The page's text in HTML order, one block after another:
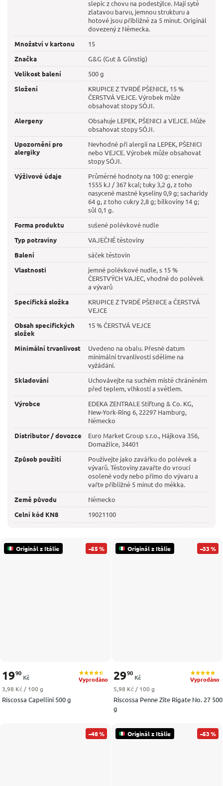
slepic z chovu na podestýlce. Mají sytě
zlatavou barvu, jemnou strukturu a
hotové jsou přibližně za 5 minut. Originál
dovezený z Německa.
Množství v kartonu
15
Značka
G&G (Gut & Günstig)
Velikost balení
500 g
Složení
KRUPICE Z TVRDÉ PŠENICE, 15 %
ČERSTVÁ VEJCE. Výrobek může
obsahovat stopy SÓJI.
Alergeny
Obsahuje LEPEK, PŠENICI a VEJCE. Může
obsahovat stopy SÓJI.
Upozornění pro
alergiky
Nevhodné při alergii na LEPEK, PŠENICI
nebo VEJCE. Výrobek může obsahovat
stopy SÓJI.
Výživové údaje
Průměrné hodnoty na 100 g: energie
1555 kJ / 367 kcal; tuky 3,2 g, z toho
nasycené mastné kyseliny 0,9 g; sacharidy
64 g, z toho cukry 2,8 g; bílkoviny 14 g;
sůl 0,1 g.
Forma produktu
sušené polévkové nudle
Typ potraviny
VAJEČNÉ těstoviny
Balení
sáček těstovin
Vlastnosti
jemné polévkové nudle, s 15 %
ČERSTVÝCH VAJEC, vhodné do polévek
a vývarů
Specifická složka
KRUPICE Z TVRDÉ PŠENICE a ČERSTVÁ
VEJCE
Obsah specifických
složek
15 % ČERSTVÁ VEJCE
Minimální trvanlivost
Uvedeno na obalu. Přesné datum
minimální trvanlivosti sdělíme na
vyžádání.
Skladování
Uchovávejte na suchém místě chráněném
před teplem, vlhkostí a světlem.
Výrobce
EDEKA ZENTRALE Stiftung & Co. KG,
New-York-Ring 6, 22297 Hamburg,
Německo
Distributor / dovozce
Euro Market Group s.r.o., Hájkova 356,
Domažlice, 34401
Způsob použití
Používejte jako zavářku do polévek a
vývarů. Těstoviny zavařte do vroucí
osolené vody nebo přímo do vývaru a
vařte přibližně 5 minut do měkka.
Země původu
Německo
Celní kód KN8
19021100
Originál z Itálie –55 %
Riscossa Capellini 500 g
Vyprodáno
1990
Kč
Měrná cena:
3,98 Kč / 100 g
Originál z Itálie –33 %
Riscossa Penne Zite Rigate No. 27 500
g
Vyprodáno
2990
Kč
Měrná cena:
5,98 Kč / 100 g
–48 % Originál z Itálie –53 %